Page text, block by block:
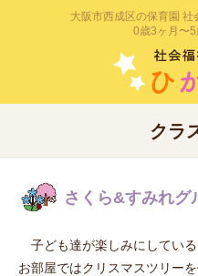
大阪市西成区の保育園 社
0歳3ヶ月〜
クラ
さくら&すみれグ
子ども達が楽しみにしている
お部屋ではクリスマスツリー